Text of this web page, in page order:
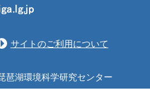
サイトのご利用について
琶湖環境科学研究センター